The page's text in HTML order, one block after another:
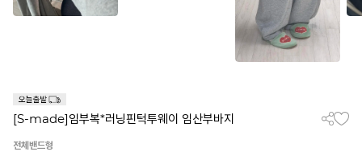
[S-made]임부복*러닝핀턱투웨이 임산부바지
전체밴드형